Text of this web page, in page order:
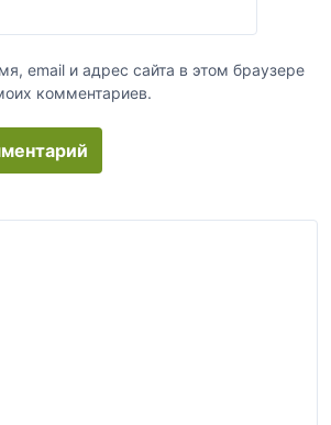
email и адрес сайта в этом браузере
комментариев.